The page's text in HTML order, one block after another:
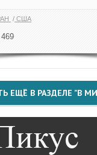
США
469
ЕЩЁ В РАЗДЕЛЕ "В